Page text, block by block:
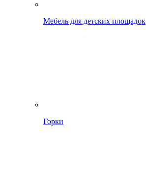
Мебель для детских площадок
Горки